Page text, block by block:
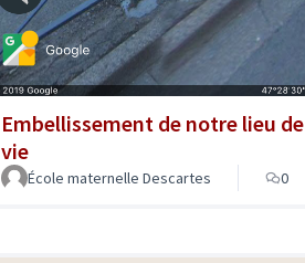
Embellissement de notre lieu de
vie
École maternelle Descartes 0